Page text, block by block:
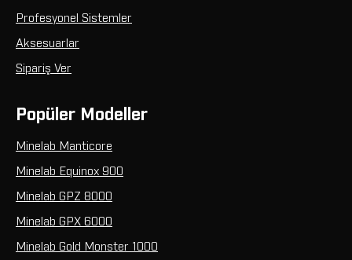
Profesyonel Sistemler
Aksesuarlar
Sipariş Ver
Popüler Modeller
Minelab Manticore
Minelab Equinox 900
Minelab GPZ 8000
Minelab GPX 6000
Minelab Gold Monster 1000